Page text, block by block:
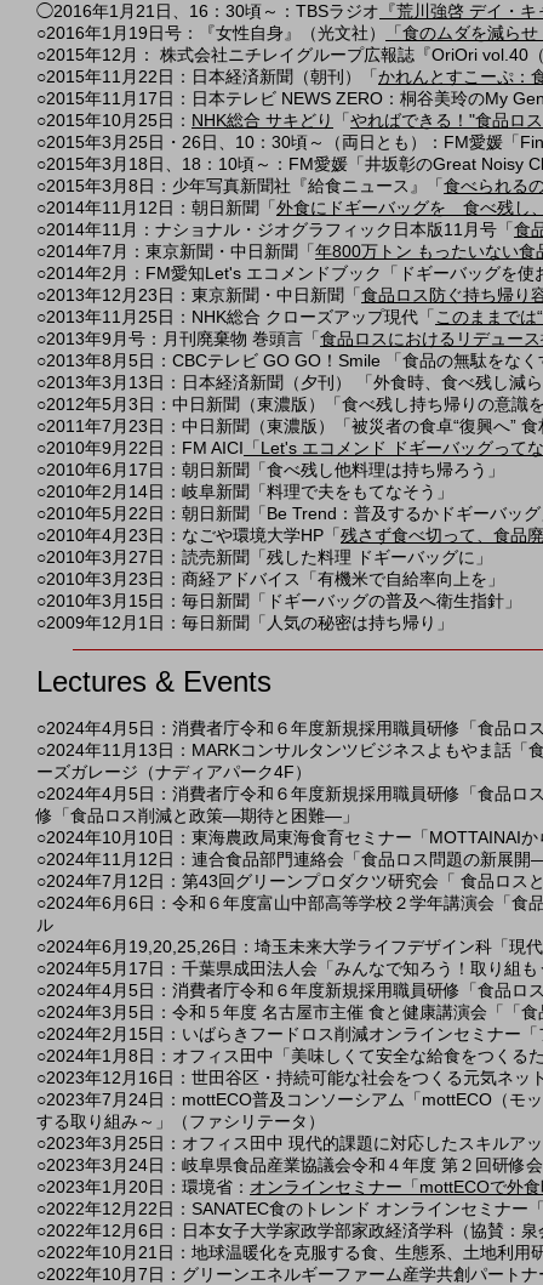
◯2016年1月21日、16：30頃～：TBSラジオ 『荒川強啓 デイ・
○2016年1月19日号：『女性自身』（光文社）
「食のムダを減ら
○2015年12月： 株式会社ニチレイグループ広報誌『OriOri vol.40
○2015年11月22日：日本経済新聞（朝刊）「 かれんとすこーぷ：
○2015年11月17日：日本テレビ NEWS ZERO：桐谷美玲のMy
○2015年10月25日： NHK総合 サキどり 「 やればできる！"食品ロ
○2015年3月25日・26日、10：30頃～（両日とも）：FM愛媛「
○2015年3月18日、18：10頃～：FM愛媛「井坂彰のGreat Noisy
○2015年3月8日：少年写真新聞社『給食ニュース』「 食べられる
○2014年11月12日：朝日新聞「 外食にドギーバッグを 食べ残し
○2014年11月：ナショナル・ジオグラフィック日本版11月号「 食
○2014年7月：東京新聞・中日新聞「 年800万トン もったいない食
○2014年2月：FM愛知Let's エコメンドブック「ドギーバッグを使
○2013年12月23日：東京新聞・中日新聞「 食品ロス防ぐ持ち帰り
○2013年11月25日：NHK総合 クローズアップ現代「 このままでは
○2013年9月号：月刊廃棄物 巻頭言「 食品ロスにおけるリデュー
○2013年8月5日：CBCテレビ GO GO！Smile 「食品の無駄をなく
○2013年3月13日：日本経済新聞（夕刊） 「外食時、食べ残し減
○2012年5月3日：中日新聞（東濃版）「食べ残し持ち帰りの意識
○2011年7月23日：中日新聞（東濃版）「被災者の食卓“復興へ”
○2010年9月22日：FM AICI 「Let's エコメンド ドギーバッグって
○2010年6月17日：朝日新聞「食べ残し他料理は持ち帰ろう」
○2010年2月14日：岐阜新聞「料理で夫をもてなそう」
○2010年5月22日：朝日新聞「Be Trend：普及するかドギーバッ
○2010年4月23日：なごや環境大学HP「 残さず食べ切って、食品
○2010年3月27日：読売新聞「残した料理 ドギーバッグに」
○2010年3月23日：商経アドバイス「有機米で自給率向上を」
○2010年3月15日：毎日新聞「ドギーバッグの普及へ衛生指針」
○2009年12月1日：毎日新聞「人気の秘密は持ち帰り」
Lectures & Events
○2024年4月5日：消費者庁令和６年度新規採用職員研修 「 食品ロ
○2024年11月13日：MARKコンサルタンツビジネスよもやま話
ーズガレージ（ナディアパーク4F）
○2024年4月5日：消費者庁令和６年度新規採用職員研修 「 食品ロ
修 「 食品ロス削減と政策―期待と困難― 」
○2024年10月10日：東海農政局東海食育セミナー「MOTTAINAI
○2024年11月12日：連合食品部門連絡会「食品ロス問題の新展
○2024年7月12日：第43回グリーンプロダクツ研究会「 食品ロス
○2024年6月6日：令和６年度富山中部高等学校２学年講演会「
ル
○2024年6月19,20,25,26日：埼玉未来大学ライフデザイン科「現
○2024年5月17日：千葉県成田法人会「みんなで知ろう！取り組
○2024年4月5日：消費者庁令和６年度新規採用職員研修「食品
○2024年3月5日：令和５年度 名古屋市主催 食と健康講演会「「
○2024年2月15日：いばらきフードロス削減オンラインセミナー
○2024年1月8日：オフィス田中「美味しくて安全な給食をつくる
○2023年12月16日：世田谷区・持続可能な社会をつくる元気ネ
○2023年7月24日：mottECO普及コンソーシアム「mottECO（モ
する取り組み～」（ファシリテータ）
○2023年3月25日：オフィス田中 現代的課題に対応したスキルア
○2023年3月24日：岐阜県食品産業協議会令和４年度 第２回研修
○2023年1 月20日：環境省： オンラインセミナー「mottECOで外
○2022年12月22日：SANATEC食のトレンド オンラインセミナー
○2022年12月6日： 日本女子大学家政学部家政経済学科（協賛：泉
○2022年10月21日：地球温暖化を克服する食、生態系、土地利
○2022年10月7日：グリーンエネルギーファーム産学共創パート